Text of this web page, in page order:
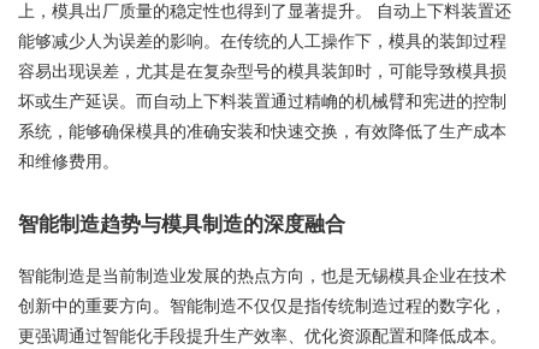
上，模具出厂质量的稳定性也得到了显著提升。 自动上下料装置还
能够减少人为误差的影响。在传统的人工操作下，模具的装卸过程
容易出现误差，尤其是在复杂型号的模具装卸时，可能导致模具损
坏或生产延误。而自动上下料装置通过精崅的机械臂和宪进的控制
系统，能够确保模具的准确安装和快速交换，有效降低了生产成本
和维修费用。
智能制造趋势与模具制造的深度融合
智能制造是当前制造业发展的热点方向，也是无锡模具企业在技术
创新中的重要方向。智能制造不仅仅是指传统制造过程的数字化，
更强调通过智能化手段提升生产效率、优化资源配置和降低成本。